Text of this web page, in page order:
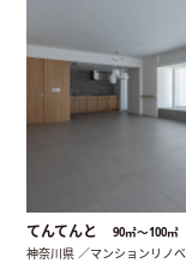
てんてんと 90㎡〜100㎡
神奈川県 ／マンションリノ